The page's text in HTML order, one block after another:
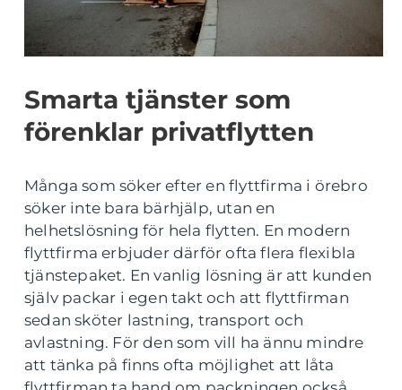
Smarta tjänster som
förenklar privatflytten
Många som söker efter en flyttfirma i örebro
söker inte bara bärhjälp, utan en
helhetslösning för hela flytten. En modern
flyttfirma erbjuder därför ofta flera flexibla
tjänstepaket. En vanlig lösning är att kunden
själv packar i egen takt och att flyttfirman
sedan sköter lastning, transport och
avlastning. För den som vill ha ännu mindre
att tänka på finns ofta möjlighet att låta